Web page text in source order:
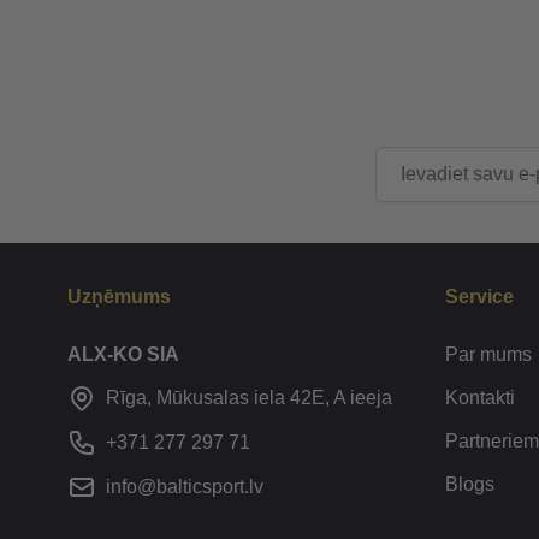
Uzņēmums
ALX-KO SIA
Rīga, Mūkusalas iela 42E, A ieeja
+371 277 297 71
info@balticsport.lv
Service
Par mums
Kontakti
Partneriem
Blogs